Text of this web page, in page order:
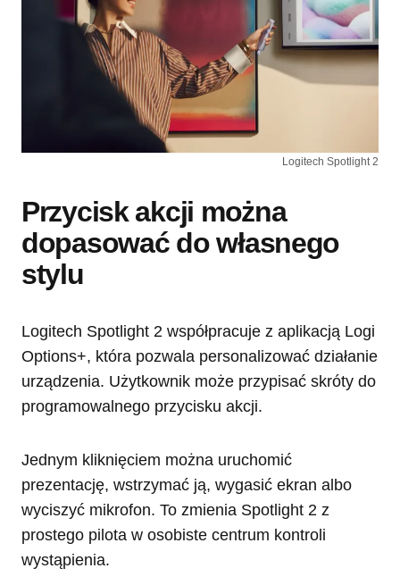
Logitech Spotlight 2
Przycisk akcji można
dopasować do własnego
stylu
Logitech Spotlight 2 współpracuje z aplikacją Logi
Options+, która pozwala personalizować działanie
urządzenia. Użytkownik może przypisać skróty do
programowalnego przycisku akcji.
Jednym kliknięciem można uruchomić
prezentację, wstrzymać ją, wygasić ekran albo
wyciszyć mikrofon. To zmienia Spotlight 2 z
prostego pilota w osobiste centrum kontroli
wystąpienia.